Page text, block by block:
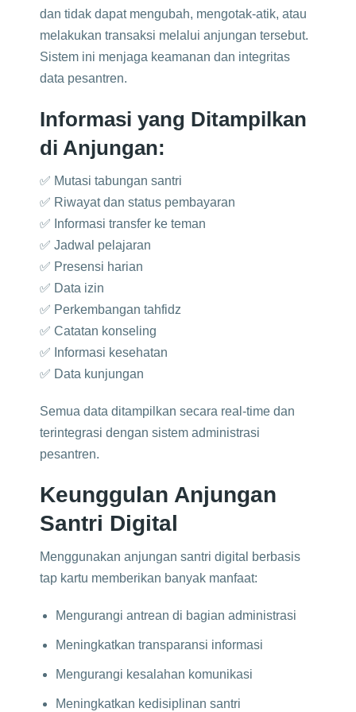
dan tidak dapat mengubah, mengotak-atik, atau
melakukan transaksi melalui anjungan tersebut.
Sistem ini menjaga keamanan dan integritas
data pesantren.
Informasi yang Ditampilkan
di Anjungan:
✅ Mutasi tabungan santri
✅ Riwayat dan status pembayaran
✅ Informasi transfer ke teman
✅ Jadwal pelajaran
✅ Presensi harian
✅ Data izin
✅ Perkembangan tahfidz
✅ Catatan konseling
✅ Informasi kesehatan
✅ Data kunjungan
Semua data ditampilkan secara real-time dan
terintegrasi dengan sistem administrasi
pesantren.
Keunggulan Anjungan
Santri Digital
Menggunakan anjungan santri digital berbasis
tap kartu memberikan banyak manfaat:
Mengurangi antrean di bagian administrasi
Meningkatkan transparansi informasi
Mengurangi kesalahan komunikasi
Meningkatkan kedisiplinan santri